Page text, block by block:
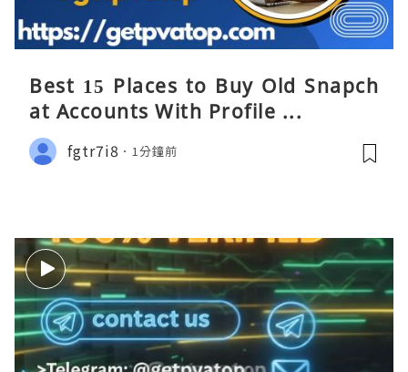
Best 15 Places to Buy Old Snapch
at Accounts With Profile ...
fgtr7i8 1分鐘前